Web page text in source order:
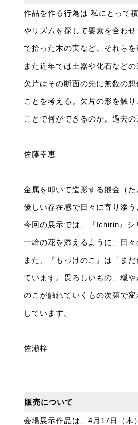
作品を作る行為は 私にとって
やリズムを探して要素を合わ
で拾った木の実など、それら
また近年では土器や化石など
欠片はその断面の先に無数の
ことを考える。欠片の形を触
ことで何ができるのか。過去
佐藤幸恵
金属を叩いて造形する鍛金（
優しい存在感で日々に寄り添
今回の展示では、『Ichirin』シ
一輪の花を添えるように、日
また、『もっけのこ』は「ま
ています。畏ろしいもの、穏
のこが触れていくもの次第で
しています。
佐瀬梓
販売について
会場展示作品は、4月17日（木